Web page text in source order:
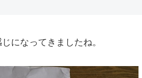
になってきましたね。